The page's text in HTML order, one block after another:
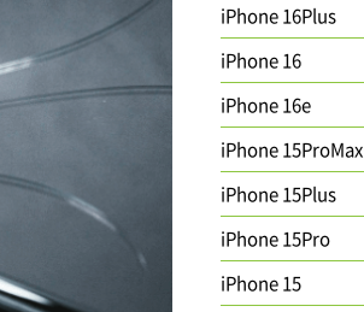
iPhone 16Plus
iPhone 16
iPhone 16e
iPhone 15ProMax
iPhone 15Plus
iPhone 15Pro
iPhone 15